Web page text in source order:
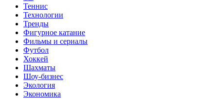
Теннис
Технологии
Тренды
Фигурное катание
Фильмы и сериалы
Футбол
Хоккей
Шахматы
Шоу-бизнес
Экология
Экономика